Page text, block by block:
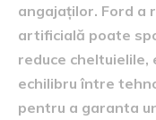
angajaților. Ford a
artificială poate
reduce cheltuielile,
echilibru între
pentru a garanta